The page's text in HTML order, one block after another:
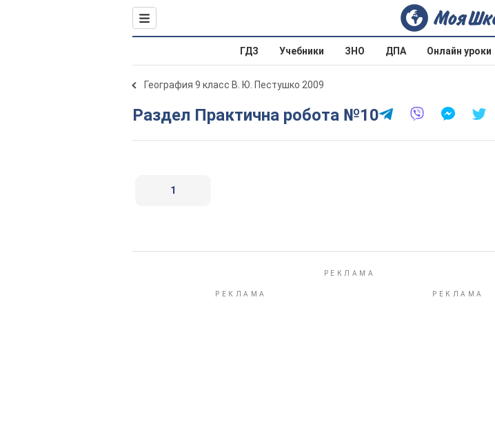
ГДЗ Учебники ЗНО ДПА Онлайн уроки
География 9 класс В. Ю. Пестушко 2009
Раздел Практична робота №10
1